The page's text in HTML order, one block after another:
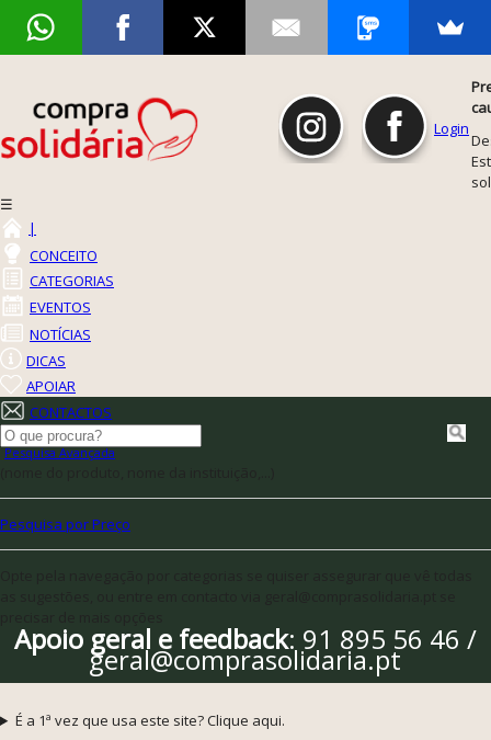
Login
☰
|
CONCEITO
CATEGORIAS
EVENTOS
NOTÍCIAS
DICAS
APOIAR
CONTACTOS
Pesquisa Avançada
Pesquisa por Preço
Apoio geral e feedback: 91 895 56 46 /
geral@comprasolidaria.pt
É a 1ª vez que usa este site? Clique aqui.